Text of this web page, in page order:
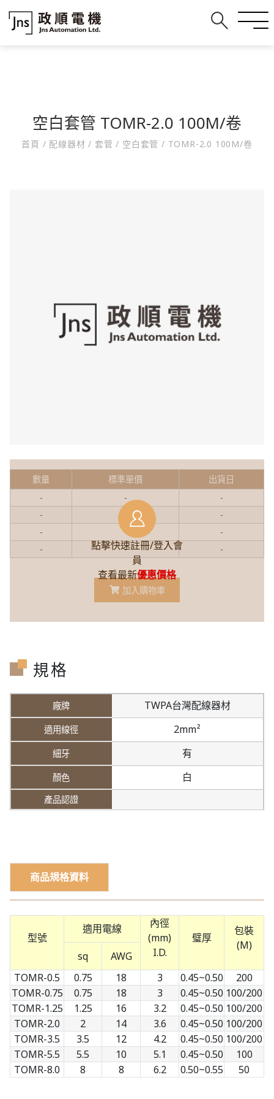
空白套管 TOMR-2.0 100M/卷
首頁 / 配線器材/ 套管/ 空白套管/ TOMR-2.0 100M/卷
點擊快速註冊/登入會
員
查看最新優惠價格
數量 標準單價
出貨日
-
-
-
-
-
-
-
-
-
- -
加入購物車
規格
TWPA台灣配線器材
2mm²
有
白
商品規格資料
型號
適用電線
內徑
(mm)
I.D.
璧厚
包裝
(M)
sq
AWG
TOMR-0.5
0.75 18 3 0.45~0.50
200
TOMR-0.75
0.75 18 3 0.45~0.50 100/200
TOMR-1.25
1.25 16 3.2 0.45~0.50 100/200
TOMR-2.0
2 14 3.6 0.45~0.50 100/200
TOMR-3.5
3.5 12 4.2 0.45~0.50 100/200
TOMR-5.5
5.5 10 5.1 0.45~0.50
100
TOMR-8.0
8 8 6.2 0.50~0.55 50